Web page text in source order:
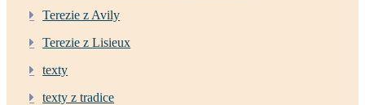
Terezie z Avily
Terezie z Lisieux
texty
texty z tradice